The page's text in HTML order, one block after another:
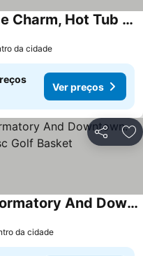
Rustic Cabin With Vintage Charm, Hot Tub And Fire Pit. One Mile To Snow Trails.
da cidade
Ver preços
Partilhar
Quiet Home Close To Reformatory And Downtown. Firepit, Deck, & Disc Golf Basket
da cidade